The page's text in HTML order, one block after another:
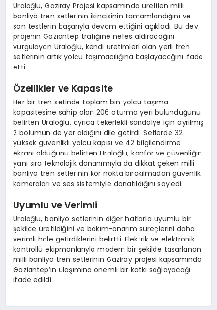
Uraloğlu, Gaziray Projesi kapsamında üretilen milli
banliyö tren setlerinin ikincisinin tamamlandığını ve
son testlerin başarıyla devam ettiğini açıkladı. Bu dev
projenin Gaziantep trafiğine nefes aldıracağını
vurgulayan Uraloğlu, kendi üretimleri olan yerli tren
setlerinin artık yolcu taşımacılığına başlayacağını ifade
etti.
Özellikler ve Kapasite
Her bir tren setinde toplam bin yolcu taşıma
kapasitesine sahip olan 206 oturma yeri bulunduğunu
belirten Uraloğlu, ayrıca tekerlekli sandalye için ayrılmış
2 bölümün de yer aldığını dile getirdi. Setlerde 32
yüksek güvenlikli yolcu kapısı ve 42 bilgilendirme
ekranı olduğunu belirten Uraloğlu, konfor ve güvenliğin
yanı sıra teknolojik donanımıyla da dikkat çeken milli
banliyö tren setlerinin kör nokta bırakılmadan güvenlik
kameraları ve ses sistemiyle donatıldığını söyledi.
Uyumlu ve Verimli
Uraloğlu, banliyö setlerinin diğer hatlarla uyumlu bir
şekilde üretildiğini ve bakım-onarım süreçlerini daha
verimli hale getirdiklerini belirtti. Elektrik ve elektronik
kontrollü ekipmanlarıyla modern bir şekilde tasarlanan
milli banliyö tren setlerinin Gaziray projesi kapsamında
Gaziantep’in ulaşımına önemli bir katkı sağlayacağı
ifade edildi.